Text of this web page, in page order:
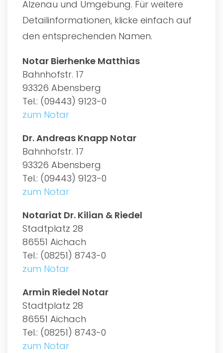
Alzenau und Umgebung. Für weitere
Detailinformationen, klicke einfach auf
den entsprechenden Namen.
Notar Bierhenke Matthias
Bahnhofstr. 17
93326 Abensberg
Tel.: (09443) 9123-0
zum Notar
Dr. Andreas Knapp Notar
Bahnhofstr. 17
93326 Abensberg
Tel.: (09443) 9123-0
zum Notar
Notariat Dr. Kilian & Riedel
Stadtplatz 28
86551 Aichach
Tel.: (08251) 8743-0
zum Notar
Armin Riedel Notar
Stadtplatz 28
86551 Aichach
Tel.: (08251) 8743-0
zum Notar